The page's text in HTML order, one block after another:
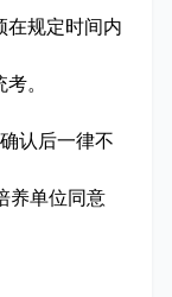
在规定时间内
。
认后一律不
养单位同意